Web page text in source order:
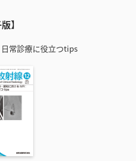
】
常診療に役立つtips